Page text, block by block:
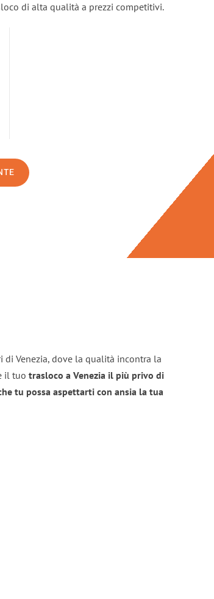
di alta qualità a prezzi competitivi.
Venezia, dove la qualità incontra la
il tuo trasloco a Venezia il più privo di
tu possa aspettarti con ansia la tua